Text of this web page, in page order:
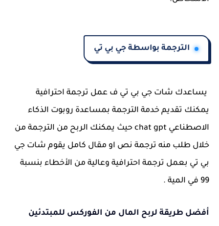
الترجمة بواسطة جي بي تي
يساعدك شات جي بي تي ف عمل ترجمة احترافية
يمكنك تقديم خدمة الترجمة بمساعدة روبوت الذكاء
الاصطناعي chat gpt حيث يمكنك الربح من الترجمة من
خلال طلب منه ترجمة نص او مقال كامل يقوم شات جي
بي تي بعمل ترجمة احترافية وعالية من الأخطاء بنسبة
99 في المية .
أفضل طريقة لربح المال من الفوركس للمبتدئين